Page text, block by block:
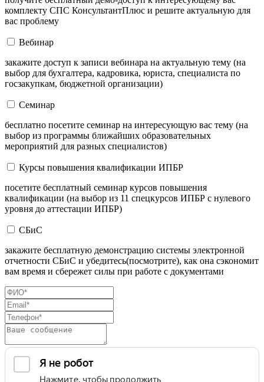
комплекту СПС КонсультантПлюс и решите актуальную для
вас проблему
Вебинар
закажите доступ к записи вебинара на актуальную тему (на
выбор для бухгалтера, кадровика, юриста, специалиста по
госзакупкам, бюджетной организации)
Семинар
бесплатно посетите семинар на интересующую вас тему (на
выбор из программы ближайших образовательных
мероприятий для разных специалистов)
Курсы повышения квалификации ИПБР
посетите бесплатный семинар курсов повышения
квалификации (на выбор из 11 спецкурсов ИПБР с нулевого
уровня до аттестации ИПБР)
СБиС
закажите бесплатную демонстрацию системы электронной
отчетности СБиС и убедитесь(посмотрите), как она сэкономит
вам время и сбережет силы при работе с документами